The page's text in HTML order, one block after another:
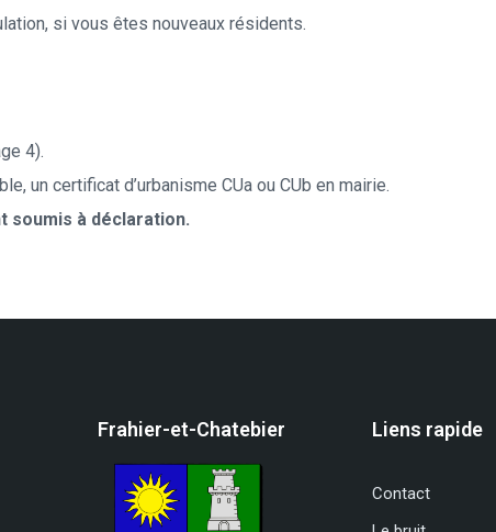
si vous êtes nouveaux résidents.
4).
un certificat d’urbanisme CUa ou CUb en mairie.
soumis à déclaration.
Frahier-et-Chatebier Liens rapide
Contact